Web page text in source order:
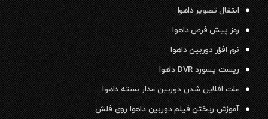
انتقال تصویر داهوا
رمز پیش فرض داهوا
نرم افزار دوربین داهوا
ریست پسورد DVR داهوا
علت افلاین شدن دوربین مدار بسته داهوا
آموزش ریختن فیلم دوربین داهوا روی فلش